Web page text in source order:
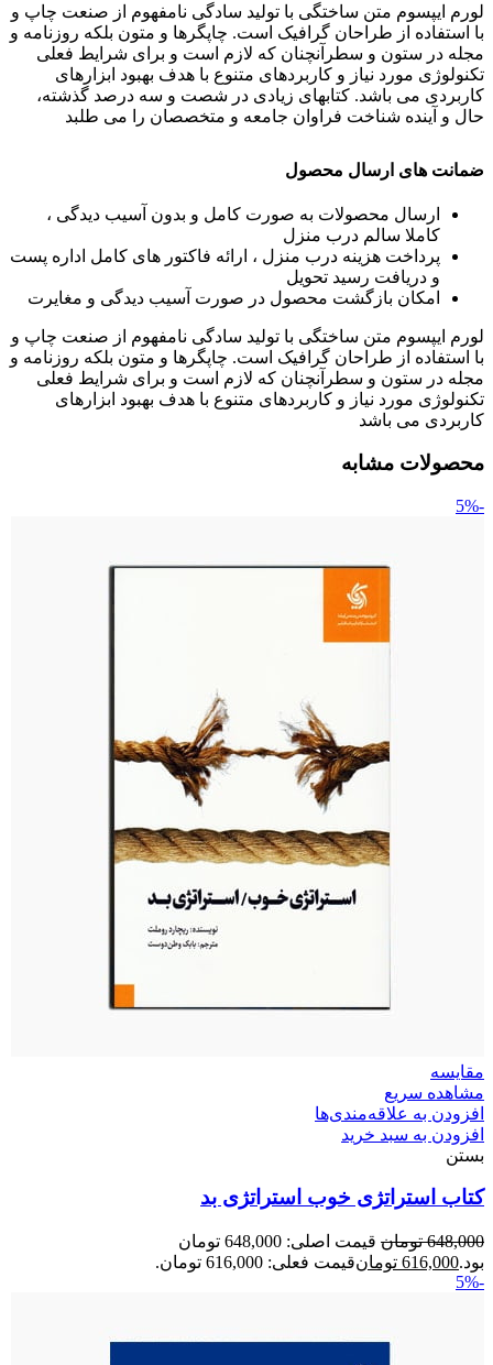
لورم ایپسوم متن ساختگی با تولید سادگی نامفهوم از صنعت چاپ و
با استفاده از طراحان گرافیک است. چاپگرها و متون بلکه روزنامه و
مجله در ستون و سطرآنچنان که لازم است و برای شرایط فعلی
تکنولوژی مورد نیاز و کاربردهای متنوع با هدف بهبود ابزارهای
کاربردی می باشد. کتابهای زیادی در شصت و سه درصد گذشته،
حال و آینده شناخت فراوان جامعه و متخصصان را می طلبد
ضمانت های ارسال محصول
ارسال محصولات به صورت کامل و بدون آسیب دیدگی ،
کاملا سالم درب منزل
پرداخت هزینه درب منزل ، ارائه فاکتور های کامل اداره پست
و دریافت رسید تحویل
امکان بازگشت محصول در صورت آسیب دیدگی و مغایرت
لورم ایپسوم متن ساختگی با تولید سادگی نامفهوم از صنعت چاپ و
با استفاده از طراحان گرافیک است. چاپگرها و متون بلکه روزنامه و
مجله در ستون و سطرآنچنان که لازم است و برای شرایط فعلی
تکنولوژی مورد نیاز و کاربردهای متنوع با هدف بهبود ابزارهای
کاربردی می باشد
محصولات مشابه
-5%
مقایسه
مشاهده سریع
افزودن به علاقه‌مندی‌ها
افزودن به سبد خرید
بستن
کتاب استراتژی خوب استراتژی بد
648,000 تومان
قیمت اصلی: 648,000 تومان
بود.616,000 تومانقیمت فعلی: 616,000 تومان.
-5%